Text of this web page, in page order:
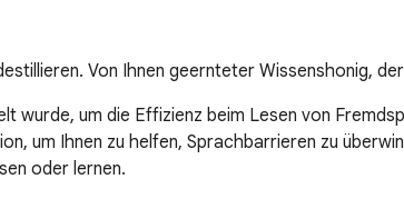
Von Ihnen geernteter Wissenshonig,
wurde, um die Effizienz beim Lesen von
um Ihnen zu helfen, Sprachbarrieren zu
oder lernen.